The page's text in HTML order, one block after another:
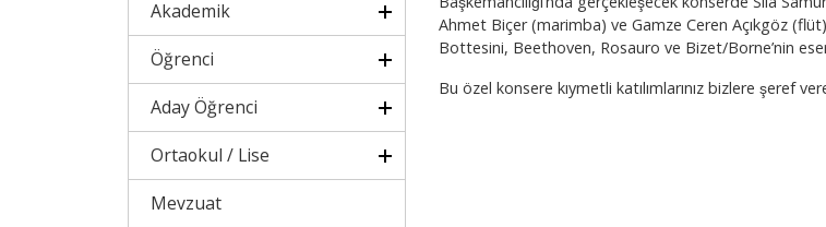
Akademik
Öğrenci
Aday Öğrenci
Ortaokul / Lise
Mevzuat
Ahmet Biçer (marimba) ve Gamze Ceren Açıkgöz
Bottesini, Beethoven, Rosauro ve Bizet/Borne’nin
Bu özel konsere kıymetli katılımlarınız bizlere şeref